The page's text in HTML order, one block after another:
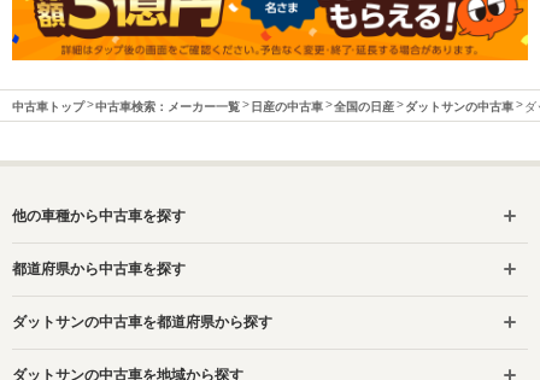
中古車トップ 中古車検索：メーカー一覧 日産の中古車 全国の日産 ダットサンの中古車 ダ
他の車種から中古車を探す
都道府県から中古車を探す
ダットサンの中古車を都道府県から探す
ダットサンの中古車を地域から探す